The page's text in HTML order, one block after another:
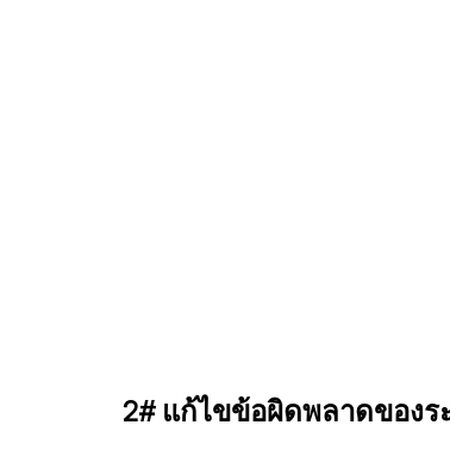
2# แก้ไขข้อผิดพลาดของระ